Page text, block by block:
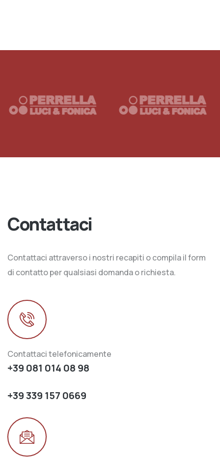
Contattaci
Contattaci attraverso i nostri recapiti o compila il form
di contatto per qualsiasi domanda o richiesta.
Contattaci telefonicamente
+39 081 014 08 98
+39 339 157 0669